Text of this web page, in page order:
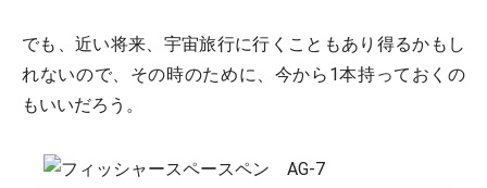
でも、近い将来、宇宙旅行に行くこともあり得るかもし
れないので、その時のために、今から1本持っておくの
もいいだろう。